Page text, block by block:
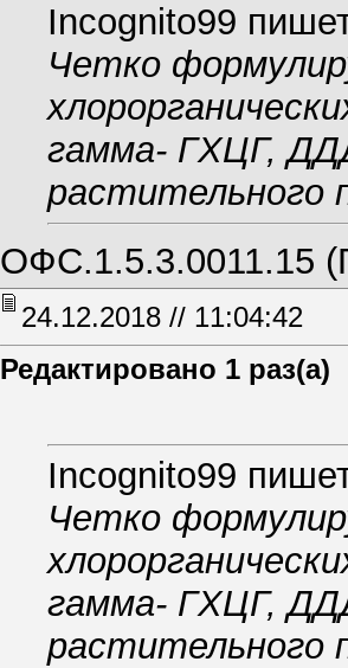
Incognito99
Четко
гамма- ГХЦГ,
растительного
ОФС.1.5.3.0011.15
24.12.2018 // 11:04:42
Редактировано 1 раз(а)
Incognito99
Четко
гамма- ГХЦГ,
растительного